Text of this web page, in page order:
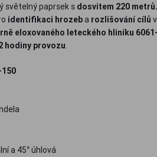
světelný paprsek s dosvitem 220 metrů.
identifikaci hrozeb a rozlišování cílů v
eloxovaného leteckého hliníku
hodiny provozu.
a 45° úhlová